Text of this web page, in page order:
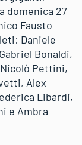
domenica 27
Fausto
Daniele
Bonaldi,
Pettini,
Alex
Libardi,
e Ambra